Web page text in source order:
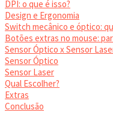
DPI: o que é isso?
Design e Ergonomia
Switch mecânico e óptico:
Botões extras no mouse:
Sensor Óptico x Sensor
Sensor Óptico
Sensor Laser
Qual Escolher?
Extras
Conclusão